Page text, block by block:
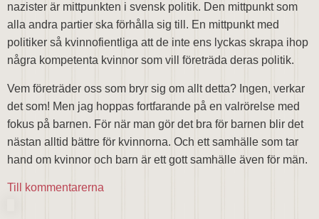
nazister är mittpunkten i svensk politik. Den mittpunkt som
alla andra partier ska förhålla sig till. En mittpunkt med
politiker så kvinnofientliga att de inte ens lyckas skrapa ihop
några kompetenta kvinnor som vill företräda deras politik.
Vem företräder oss som bryr sig om allt detta? Ingen, verkar
det som! Men jag hoppas fortfarande på en valrörelse med
fokus på barnen. För när man gör det bra för barnen blir det
nästan alltid bättre för kvinnorna. Och ett samhälle som tar
hand om kvinnor och barn är ett gott samhälle även för män.
Till kommentarerna